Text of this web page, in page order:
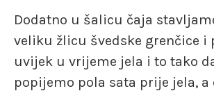
Dodatno u šalicu čaja
veliku žlicu švedske grenčice i
uvijek u vrijeme jela i to tako
popijemo pola sata prije jela,